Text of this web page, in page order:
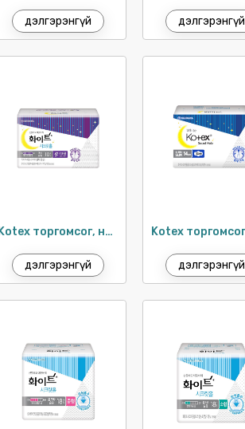
дэлгэрэнгүй дэлгэрэнгүй
Kotex торгомсог, нимгэн шөнийн хэрэглэл 42см / 10ш
дэлгэрэнгүй дэлгэрэнгүй